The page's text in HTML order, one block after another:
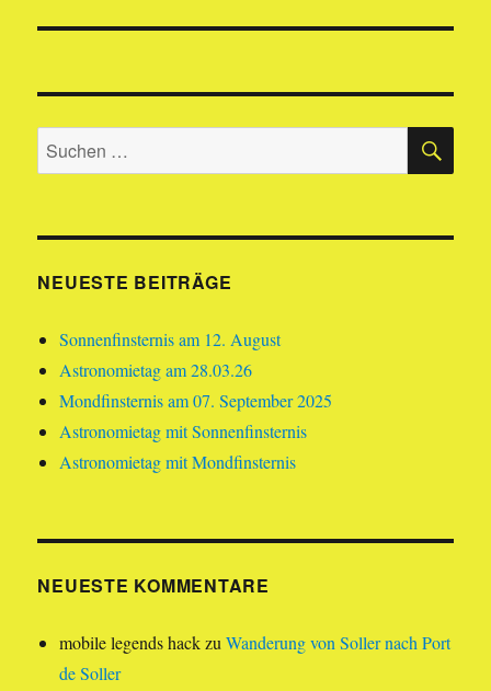
Suchen
nach:
NEUESTE BEITRÄGE
Sonnenfinsternis am 12. August
Astronomietag am 28.03.26
Mondfinsternis am 07. September 2025
Astronomietag mit Sonnenfinsternis
Astronomietag mit Mondfinsternis
NEUESTE KOMMENTARE
mobile legends hackzuWanderung von Soller nach Port
de Soller